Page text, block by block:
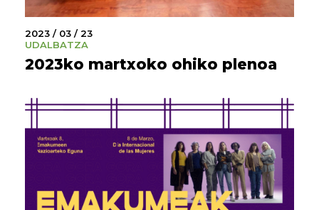
2023 / 03 / 23
UDALBATZA
2023ko martxoko ohiko plenoa